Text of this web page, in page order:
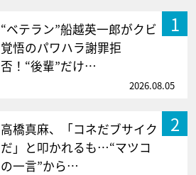
1
“ベテラン”船越英一郎がクビ
覚悟のパワハラ謝罪拒
否！“後輩”だけ…
2026.08.05
2
高橋真麻、「コネだブサイク
だ」と叩かれるも…“マツコ
の一言”から…